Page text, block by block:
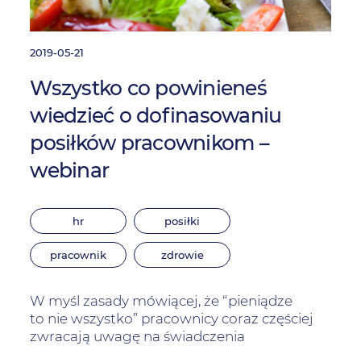
2019-05-21
Wszystko co powinieneś
wiedzieć o dofinasowaniu
posiłków pracownikom –
webinar
hr posiłki
pracownik zdrowie
W myśl zasady mówiącej, że “pieniądze
to nie wszystko” pracownicy coraz częściej
zwracają uwagę na świadczenia